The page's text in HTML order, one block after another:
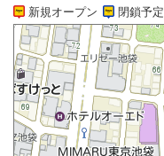
新規オープン 閉鎖予定